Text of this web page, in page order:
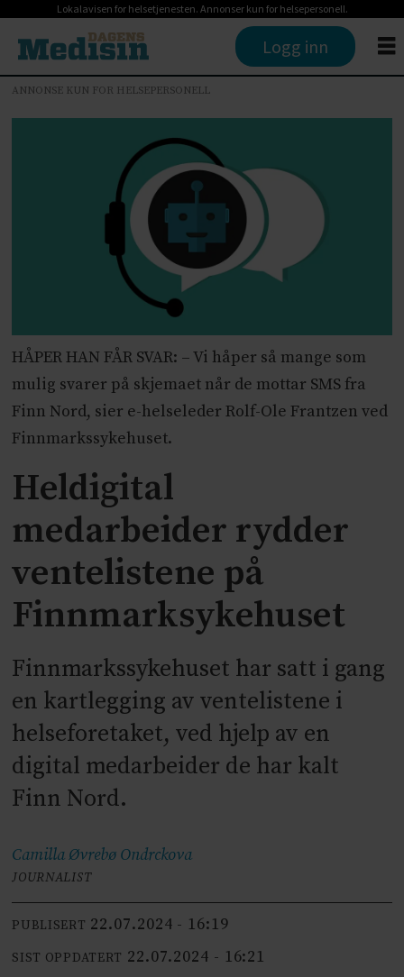
Lokalavisen for helsetjenesten. Annonser kun for helsepersonell.
Logg inn
ANNONSE KUN FOR HELSEPERSONELL
HÅPER HAN FÅR SVAR: – Vi håper så mange som
mulig svarer på skjemaet når de mottar SMS fra
Finn Nord, sier e-helseleder Rolf-Ole Frantzen ved
Finnmarkssykehuset.
Heldigital
medarbeider rydder
ventelistene på
Finnmarksykehuset
Finnmarkssykehuset har satt i gang
en kartlegging av ventelistene i
helseforetaket, ved hjelp av en
digital medarbeider de har kalt
Finn Nord.
Camilla Øvrebø Ondrckova
JOURNALIST
PUBLISERT 22.07.2024 - 16:19
SIST OPPDATERT 22.07.2024 - 16:21